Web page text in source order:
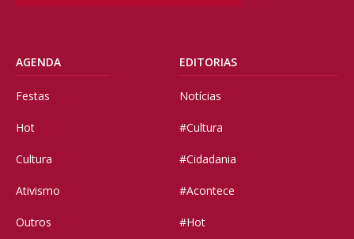
AGENDA
Festas
Hot
Cultura
Ativismo
Outros
EDITORIAS
Notícias
#Cultura
#Cidadania
#Acontece
#Hot